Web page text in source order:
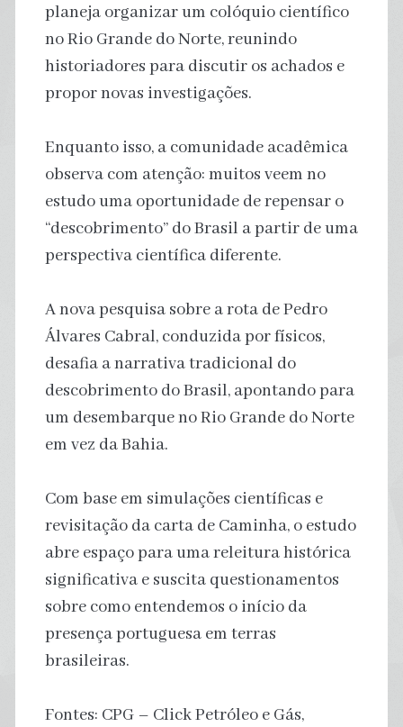
planeja organizar um colóquio científico
no Rio Grande do Norte, reunindo
historiadores para discutir os achados e
propor novas investigações.
Enquanto isso, a comunidade acadêmica
observa com atenção: muitos veem no
estudo uma oportunidade de repensar o
“descobrimento” do Brasil a partir de uma
perspectiva científica diferente.
A nova pesquisa sobre a rota de Pedro
Álvares Cabral, conduzida por físicos,
desafia a narrativa tradicional do
descobrimento do Brasil, apontando para
um desembarque no Rio Grande do Norte
em vez da Bahia.
Com base em simulações científicas e
revisitação da carta de Caminha, o estudo
abre espaço para uma releitura histórica
significativa e suscita questionamentos
sobre como entendemos o início da
presença portuguesa em terras
brasileiras.
Fontes: CPG – Click Petróleo e Gás,